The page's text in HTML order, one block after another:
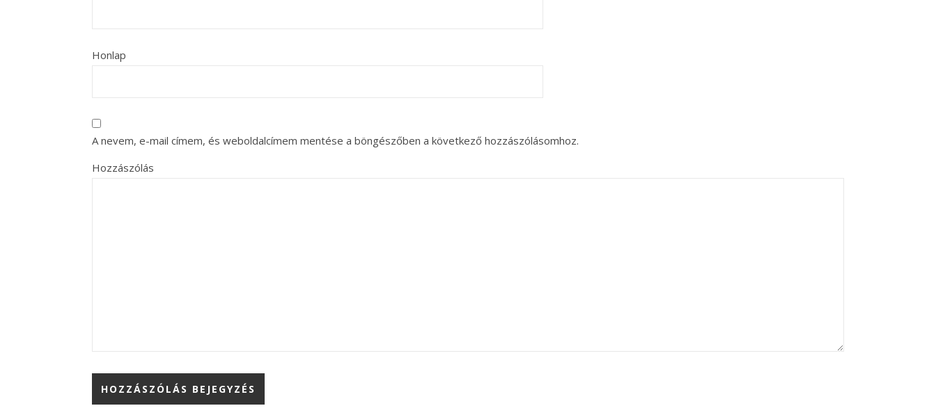
Honlap
A nevem, e-mail címem, és weboldalcímem mentése a böngészőben a következő hozzászólásomhoz.
Hozzászólás